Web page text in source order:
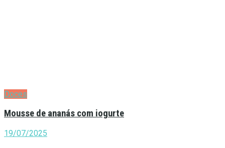
Doces
Mousse de ananás com iogurte
19/07/2025